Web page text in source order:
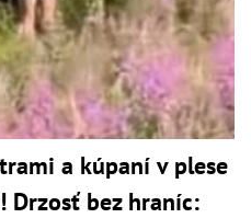
a kúpaní v plese
Drzosť bez hraníc: